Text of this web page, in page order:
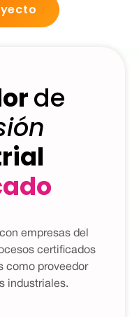
de
empresas del
certificados
como proveedor
industriales.